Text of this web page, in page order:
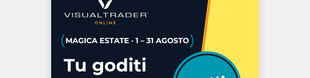
P.IVA 02 452 460 401
Chi siamo
Commenti e segnalazioni